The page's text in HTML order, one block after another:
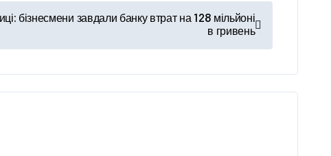
бізнесмени завдали банку втрат на 128 мільйоні
в гривень